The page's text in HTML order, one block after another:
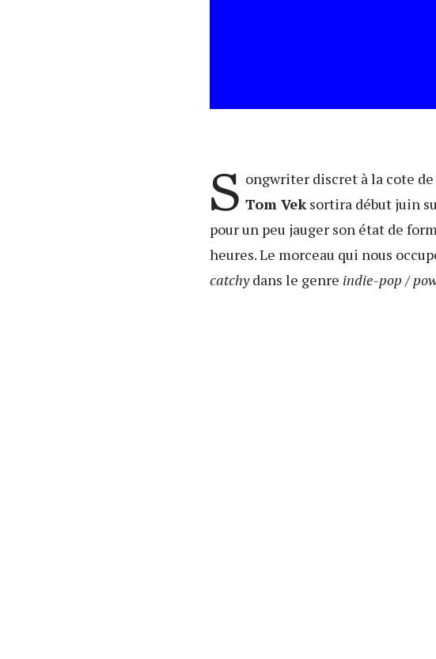
S ongwriter discret à la cote
Tom Veksortira début juin
pour un peu jauger son état de
heures. Le morceau qui nous
catchydans le genre indie-pop /